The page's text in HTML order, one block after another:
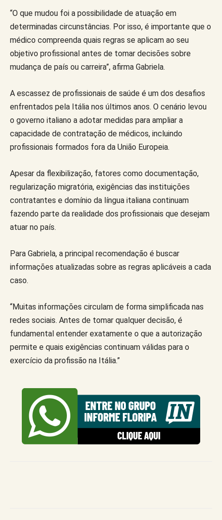
“O que mudou foi a possibilidade de atuação em
determinadas circunstâncias. Por isso, é importante que o
médico compreenda quais regras se aplicam ao seu
objetivo profissional antes de tomar decisões sobre
mudança de país ou carreira”, afirma Gabriela.
A escassez de profissionais de saúde é um dos desafios
enfrentados pela Itália nos últimos anos. O cenário levou
o governo italiano a adotar medidas para ampliar a
capacidade de contratação de médicos, incluindo
profissionais formados fora da União Europeia.
Apesar da flexibilização, fatores como documentação,
regularização migratória, exigências das instituições
contratantes e domínio da língua italiana continuam
fazendo parte da realidade dos profissionais que desejam
atuar no país.
Para Gabriela, a principal recomendação é buscar
informações atualizadas sobre as regras aplicáveis a cada
caso.
“Muitas informações circulam de forma simplificada nas
redes sociais. Antes de tomar qualquer decisão, é
fundamental entender exatamente o que a autorização
permite e quais exigências continuam válidas para o
exercício da profissão na Itália.”